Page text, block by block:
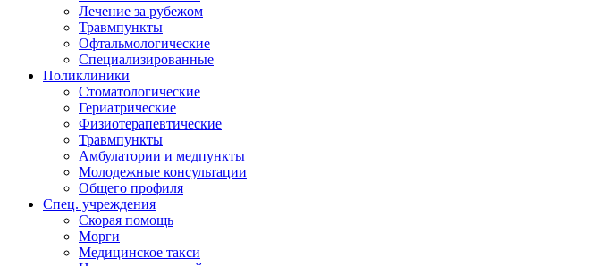
Лечение за рубежом
Травмпункты
Офтальмологические
Специализированные
Поликлиники
Стоматологические
Гериатрические
Физиотерапевтические
Травмпункты
Амбулатории и медпункты
Молодежные консультации
Общего профиля
Спец. учреждения
Скорая помощь
Морги
Медицинское такси